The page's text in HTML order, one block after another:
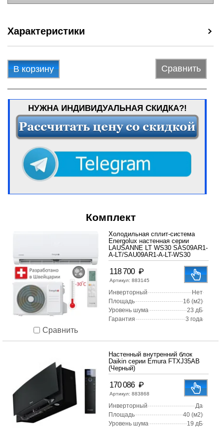
Характеристики
В корзину Сравнить
НУЖНА ИНДИВИДУАЛЬНАЯ СКИДКА?!
Комплект
Сравнить
Холодильная сплит-система
Energolux настенная серии
LAUSANNE LT WS30 SAS09AR1-
A-LT/SAU09AR1-A-LT-WS30
118 700 ₽
Артикул: 883145
Инверторный
Нет
Площадь
16 (м2)
Уровень шума
23 дБ
Гарантия
3 года
Настенный внутренний блок
Daikin серии Emura FTXJ35AB
(Черный)
170 086 ₽
Артикул: 883868
Инверторный
Да
Площадь
40 (м2)
Уровень шума
19 дБ